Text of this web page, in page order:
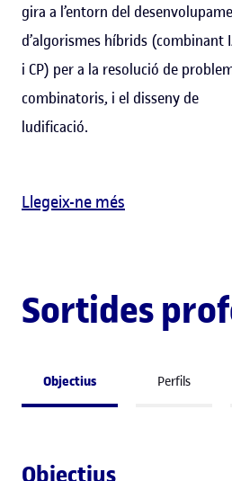
gira a l’entorn del
d’algorismes híbrids (combinant
i CP) per a la resolució de
combinatoris, i el disseny de
ludificació.
Llegeix-ne més
Sortides
Objectius Perfils